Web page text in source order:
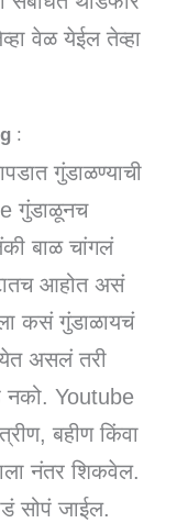
वेळ येईल तेव्हा
:
गुंडाळण्याची
गुंडाळूनच
बाळ चांगलं
आहोत असं
कसं गुंडाळायचं
असलं तरी
नको. Youtube
बहीण किंवा
नंतर शिकवेल.
सोपं जाईल.